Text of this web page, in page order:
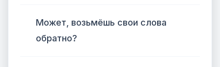
Может, возьмёшь свои слова
обратно?